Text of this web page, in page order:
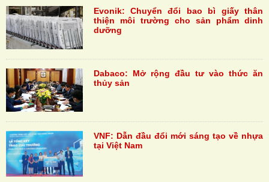
Evonik: Chuyển đổi bao bì giấy thân
thiện môi trường cho sản phẩm dinh
dưỡng
Dabaco: Mở rộng đầu tư vào thức ăn
thủy sản
VNF: Dẫn đầu đổi mới sáng tạo về nhựa
tại Việt Nam